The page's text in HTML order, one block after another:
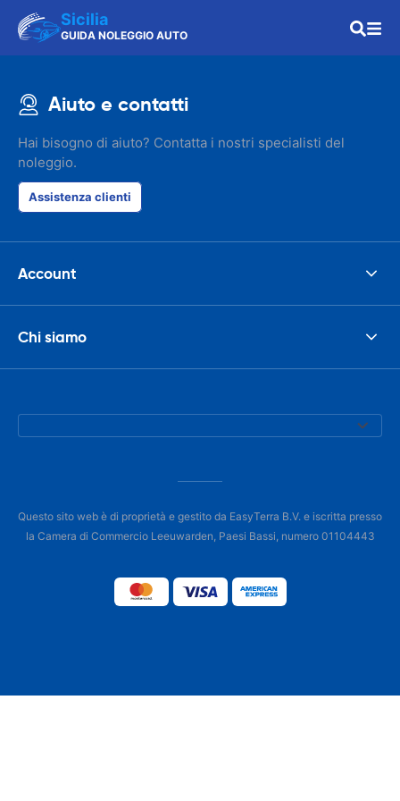
Sicilia
GUIDA NOLEGGIO AUTO
Aiuto e contatti
Hai bisogno di aiuto? Contatta i nostri specialisti del
noleggio.
Assistenza clienti
Account
Chi siamo
Questo sito web è di proprietà e gestito da EasyTerra B.V. e iscritta presso
la Camera di Commercio Leeuwarden, Paesi Bassi, numero 01104443